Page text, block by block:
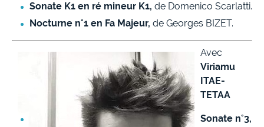
Sonate K1 en ré mineur K1, de Domenico Scarlatti.
Nocturne n°1 en Fa Majeur, de Georges BIZET.
Avec
Viriamu
ITAE-
TETAA
Sonate n°3,